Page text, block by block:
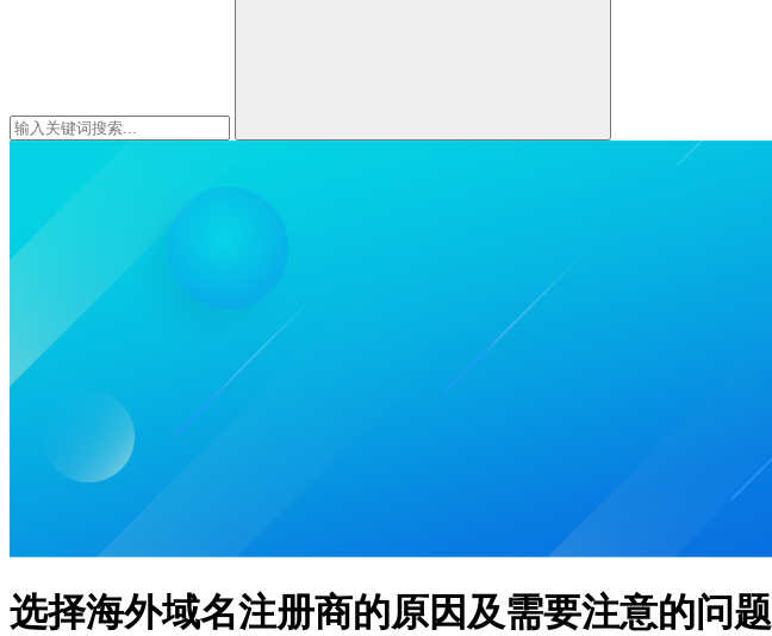
选择海外域名注册商的原因及需要注意的问题